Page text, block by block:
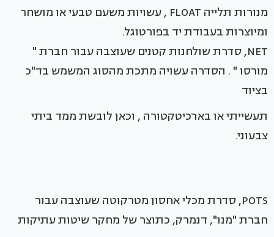
מנורות תלייה FLOAT , עשויות משעם טבעי או מושחר
ומיוצרות בעבודת יד בפורטוגל.
NET, סדרת שולחנות קטנים שעוצבה עבור חברת "
מורסו " . הסדרה עשויה מתכת מהסוג המשמש בד"כ
בציוד
תעשייתי או בארכיטקטורה , וכאן לובשת ממד ביתי
צבעוני.
POTS, סדרת מכלי אחסון מטרקוטה שעוצבה עבור
חברת "מנו", דנמרק, כתוצר של מחקר שיטות עתיקות